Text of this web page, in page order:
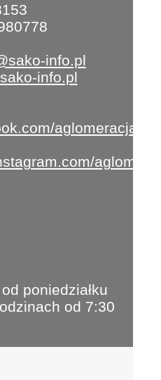
info.pl
info.pl
aglomeracja
poniedziałku
od 7:30